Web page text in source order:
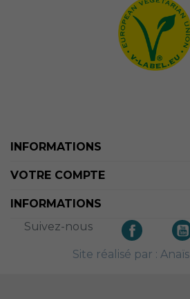
INFORMATIONS
VOTRE COMPTE
INFORMATIONS
Suivez-nous
Site réalisé par : Anaïs